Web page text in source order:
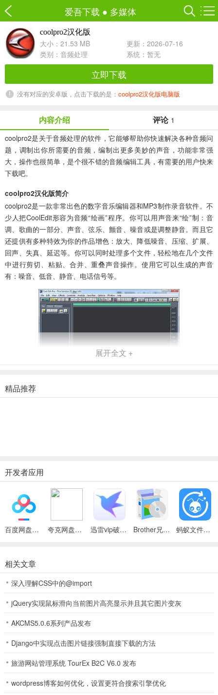
爱吾下载 ● 多媒体
coolpro2汉化版
大小：21.53 MB
更新：2026-07-16
类别： 音频处理 系统：暂无
立即下载
没有对应的安卓版，点击下载的是： coolpro2汉化版电脑版
内容介绍 评论 1
coolpro2是关于音频处理的软件，它能够帮助你快速解决各种音频问
题，调制出你所需要的音频，编制出更多美妙的声音，功能非常强
大，操作也很简单，是个很不错的音频编辑工具，有需要的用户快来
下载吧。
coolpro2汉化版简介
coolpro2是一款非常出色的数字音乐编辑器和MP3制作录音软件。不
少人把CoolEdit形容为音频“绘画”程序。你可以用声音来“绘”制：音
调、歌曲的一部分、声音、弦乐、颤音、噪音或是调整静音。而且它
还提供有多种特效为你的作品增色：放大、降低噪音、压缩、扩展、
回声、失真、延迟等。你可以同时处理多个文件，轻松地在几个文件
中进行剪切、粘贴、合并、重叠声音操作。使用它可以生成的声音
有：噪音、低音、静音、电话信号等。
式。
1、首先在本站下载cool edit pro简体中文版软件包，解压后运行安装
程序，进入安装向导界面，点击下一步
2、进入许可证协议界面，这里需要勾选协议才能点击下一步
4、cool edit pro装完之后要稍微等一下，等出现这个对话框就能用
了。
使用方法
1、我们要做好准备工作。把你的耳机作为监听音箱（此步的意义就是
音），把你的mic调试好。然后下载我们要用到的工具
装到安装目录下的子目录中，新建一个名曰“DX”的文件夹，把所有的
插件都安装释放到这里。打开cooleditpro2.0后，会自动建立一个新的
展开全文 +
精品推荐
开发者应用
百度网盘绿色免安装Pc电脑版 夸克网盘官方正式版 迅雷vip破解版永久会员2024版 Brother兄弟 MFC-8480DN多功能一体机ISIS驱动 蚂蚁文件（数据恢复大师）
相关文章
深入理解CSS中的@import
jQuery实现鼠标滑向当前图片高亮显示并且其它图片变灰
AKCMS5.0.6系列产品发布
Django中实现点击图片链接强制直接下载的方法
旅游网站管理系统 TourEx B2C V6.0 发布
wordpress博客如何优化，设置更符合搜索引擎优化